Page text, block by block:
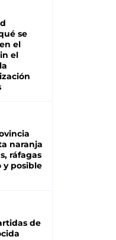
se
el
el
naranja
ráfagas
y posible
de